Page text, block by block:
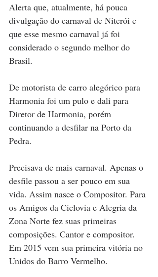
Alerta que, atualmente, há pouca
divulgação do carnaval de Niterói e
que esse mesmo carnaval já foi
considerado o segundo melhor do
Brasil.
De motorista de carro alegórico para
Harmonia foi um pulo e dali para
Diretor de Harmonia, porém
continuando a desfilar na Porto da
Pedra.
Precisava de mais carnaval. Apenas o
desfile passou a ser pouco em sua
vida. Assim nasce o Compositor. Para
os Amigos da Ciclovia e Alegria da
Zona Norte fez suas primeiras
composições. Cantor e compositor.
Em 2015 vem sua primeira vitória no
Unidos do Barro Vermelho.